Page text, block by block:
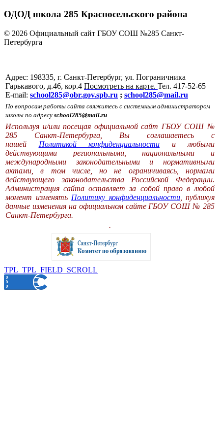
ОДОД школа 285 Красносельского района
© 2026 Официальный сайт ГБОУ СОШ №285 Санкт-
Петербурга
Адрес: 198335, г. Санкт-Петербург, ул. Пограничника
Гарькавого, д.46, кор.4 Посмотреть на карте. Тел. 417-52-65
E-mail: school285@obr.gov.spb.ru ; school285@mail.ru
По вопросам работы сайта свяжитесь с системным администратором
школы по адресу school285@mail.ru
Используя и/или посещая официальной сайт ГБОУ СОШ №
285 Санкт-Петербурга, Вы соглашаетесь с
нашей Политикой конфиденциальности и любыми
действующими региональными, национальными и
международными законодательными и нормативными
актами, в том числе, но не ограничиваясь, нормами
действующего законодательства Российской Федерации.
Администрация сайта оставляет за собой право в любой
момент изменять Политику конфиденциальности, публикуя
данные изменения на официальном сайте ГБОУ СОШ № 285
Санкт-Петербурга.
.
TPL_TPL_FIELD_SCROLL